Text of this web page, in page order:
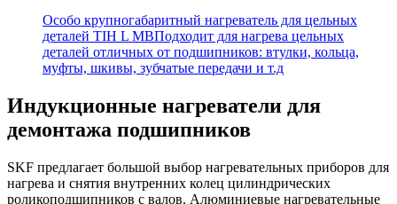
Особо крупногабаритный нагреватель для цельных
деталей TIH L MBПодходит для нагрева цельных
деталей отличных от подшипников: втулки, кольца,
муфты, шкивы, зубчатые передачи и т.д
Индукционные нагреватели для
демонтажа подшипников
SKF предлагает большой выбор нагревательных приборов для
нагрева и снятия внутренних колец цилиндрических
роликоподшипников с валов. Алюминиевые нагревательные